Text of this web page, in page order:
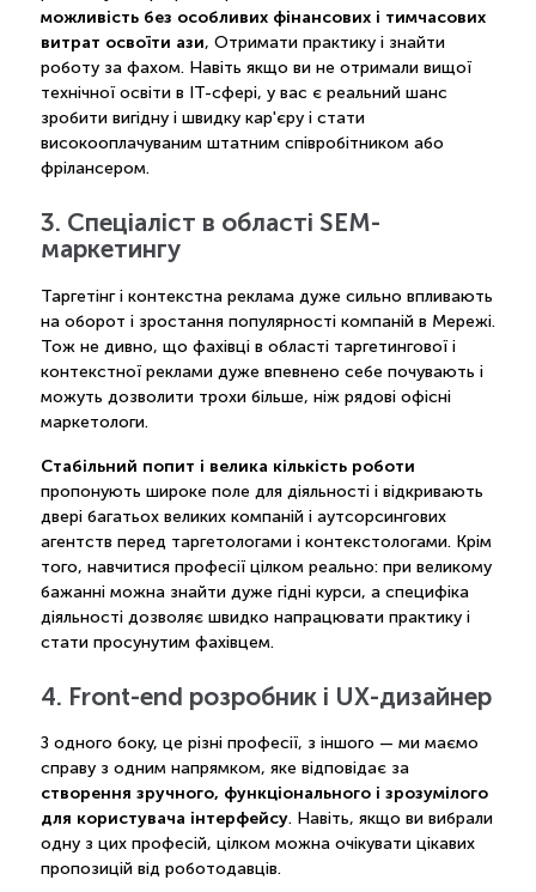
можливість без особливих фінансових і тимчасових
витрат освоїти ази, Отримати практику і знайти
роботу за фахом. Навіть якщо ви не отримали вищої
технічної освіти в IT-сфері, у вас є реальний шанс
зробити вигідну і швидку кар'єру і стати
високооплачуваним штатним співробітником або
фрілансером.
3. Спеціаліст в області SEM-
маркетингу
Таргетінг і контекстна реклама дуже сильно впливають
на оборот і зростання популярності компаній в Мережі.
Тож не дивно, що фахівці в області таргетингової і
контекстної реклами дуже впевнено себе почувають і
можуть дозволити трохи більше, ніж рядові офісні
маркетологи.
Стабільний попит і велика кількість роботи
пропонують широке поле для діяльності і відкривають
двері багатьох великих компаній і аутсорсингових
агентств перед таргетологами і контекстологами. Крім
того, навчитися професії цілком реально: при великому
бажанні можна знайти дуже гідні курси, а специфіка
діяльності дозволяє швидко напрацювати практику і
стати просунутим фахівцем.
4. Front-end розробник і UX-дизайнер
З одного боку, це різні професії, з іншого — ми маємо
справу з одним напрямком, яке відповідає за
створення зручного, функціонального і зрозумілого
для користувача інтерфейсу. Навіть, якщо ви вибрали
одну з цих професій, цілком можна очікувати цікавих
пропозицій від роботодавців.